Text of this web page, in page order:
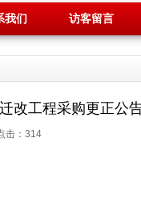
我们 访客留言
改工程采购更正公
： 314